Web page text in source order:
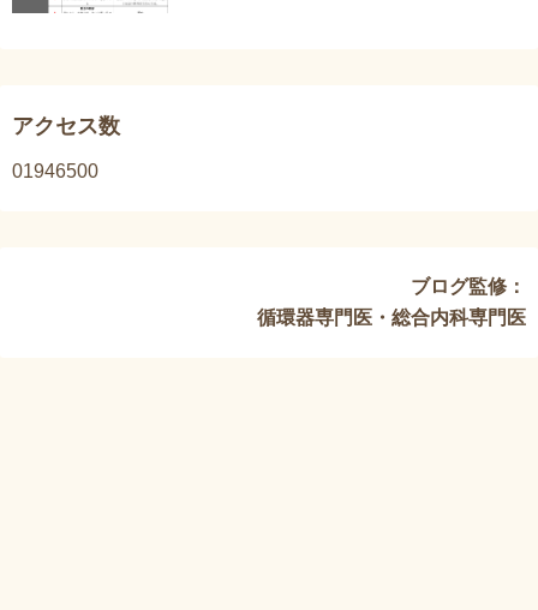
アクセス数
1946500
ブログ監修：
循環器専門医・総合内科専門医